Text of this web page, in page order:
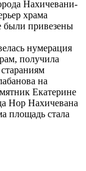
Нахичевани-
храма
были привезены
нумерация
получила
на
Екатерине
Нор Нахичевана
площадь стала